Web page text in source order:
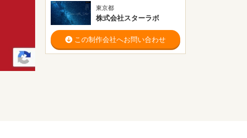
東京都
株式会社スターラボ
この制作会社へお問い合わせ